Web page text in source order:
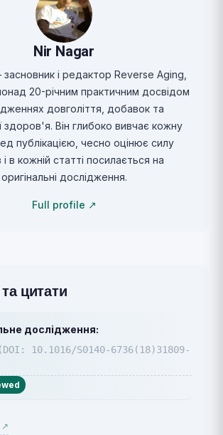
Nir Nagar
і редактор Reverse Aging,
20-річним практичним досвідом
довголіття, добавок та
здоров'я. Він глибоко вивчає кожну
публікацією, чесно оцінює силу
і в кожній статті посилається на
оригінальні дослідження.
Full profile ↗
цитати
дослідження:
(DOI: 10.1016/S0140-6736(18)31809-
↗